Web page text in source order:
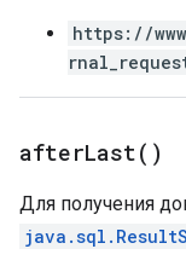
https://
afterLast( )
Для получения